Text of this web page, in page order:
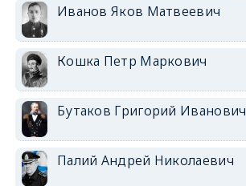
Иванов Яков Матвеевич
Кошка Петр Маркович
Бутаков Григорий Иванович
Палий Андрей Николаевич